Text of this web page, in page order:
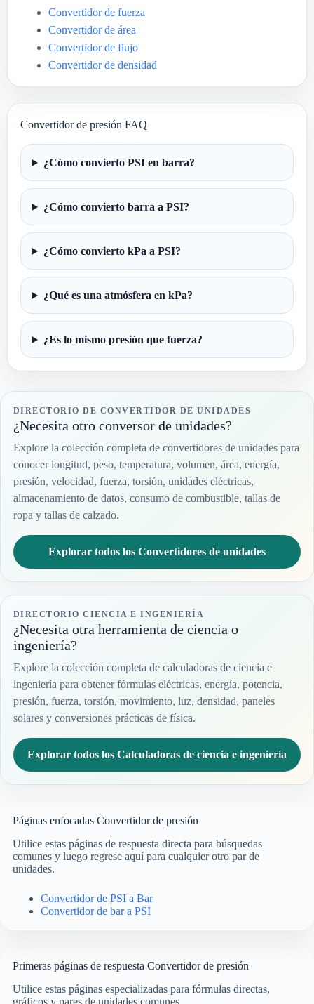
Convertidor de fuerza
Convertidor de área
Convertidor de flujo
Convertidor de densidad
Convertidor de presión FAQ
¿Cómo convierto PSI en barra?
¿Cómo convierto barra a PSI?
¿Cómo convierto kPa a PSI?
¿Qué es una atmósfera en kPa?
¿Es lo mismo presión que fuerza?
DIRECTORIO DE CONVERTIDOR DE UNIDADES
¿Necesita otro conversor de unidades?
Explore la colección completa de convertidores de unidades para
conocer longitud, peso, temperatura, volumen, área, energía,
presión, velocidad, fuerza, torsión, unidades eléctricas,
almacenamiento de datos, consumo de combustible, tallas de
ropa y tallas de calzado.
Explorar todos los Convertidores de unidades
DIRECTORIO CIENCIA E INGENIERÍA
¿Necesita otra herramienta de ciencia o
ingeniería?
Explore la colección completa de calculadoras de ciencia e
ingeniería para obtener fórmulas eléctricas, energía, potencia,
presión, fuerza, torsión, movimiento, luz, densidad, paneles
solares y conversiones prácticas de física.
Explorar todos los Calculadoras de ciencia e ingeniería
Páginas enfocadas Convertidor de presión
Utilice estas páginas de respuesta directa para búsquedas
comunes y luego regrese aquí para cualquier otro par de
unidades.
Convertidor de PSI a Bar
Convertidor de bar a PSI
Primeras páginas de respuesta Convertidor de presión
Utilice estas páginas especializadas para fórmulas directas,
gráficos y pares de unidades comunes.